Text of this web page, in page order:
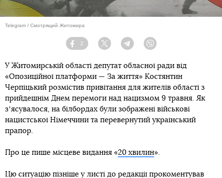
Telegram / Смотрящий Житомира
Facebook
2
Twitter TelegramViber
У Житомирській області депутат обласної ради від
«Опозиційної платформи — За життя» Костянтин
Черпіцький розмістив привітання для жителів області з
прийдешнім Днем перемоги над нацизмом 9 травня. Як
зʼясувалося, на білбордах були зображені військові
нацистської Німеччини та перевернутий український
прапор.
Про це пише місцеве видання «20 хвилин».
Цю ситуацію пізніше у листі до редакції прокоментував